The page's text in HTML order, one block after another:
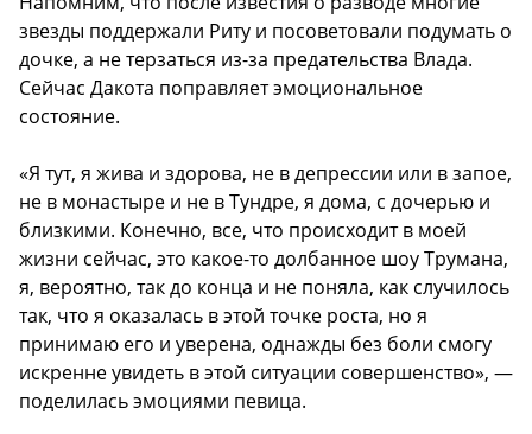
звезды поддержали Риту и посоветовали подумать о
дочке, а не терзаться из-за предательства Влада.
Сейчас Дакота поправляет эмоциональное
состояние.
«Я тут, я жива и здорова, не в депрессии или в запое,
не в монастыре и не в Тундре, я дома, с дочерью и
близкими. Конечно, все, что происходит в моей
жизни сейчас, это какое-то долбанное шоу Трумана,
я, вероятно, так до конца и не поняла, как случилось
так, что я оказалась в этой точке роста, но я
принимаю его и уверена, однажды без боли смогу
искренне увидеть в этой ситуации совершенство», —
поделилась эмоциями певица.